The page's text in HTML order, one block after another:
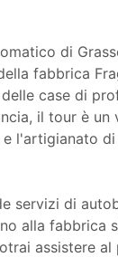
di
fabbrica
delle case di
il tour è un
l'artigianato
servizi di
alla fabbrica
assistere al